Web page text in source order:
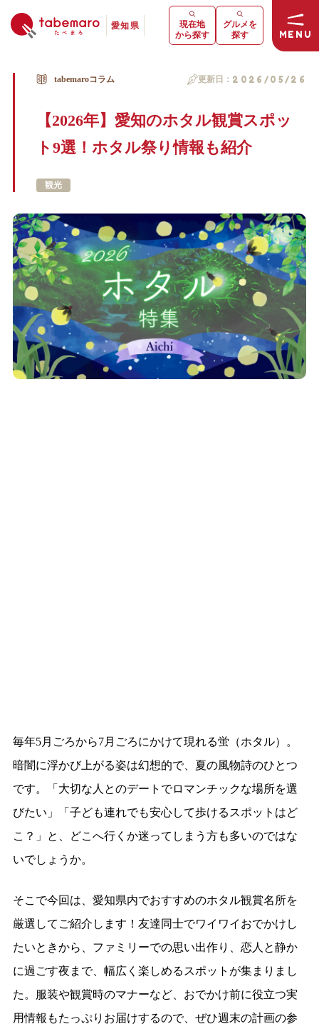
愛知県
MENU
現在地
から探す
グルメを
探す
tabemaroコラム 更新日： 2026/05/26
【2026年】愛知のホタル観賞スポッ
ト9選！ホタル祭り情報も紹介
観光
毎年5月ごろから7月ごろにかけて現れる蛍（ホタル）。
暗闇に浮かび上がる姿は幻想的で、夏の風物詩のひとつ
です。「大切な人とのデートでロマンチックな場所を選
びたい」「子ども連れでも安心して歩けるスポットはど
こ？」と、どこへ行くか迷ってしまう方も多いのではな
いでしょうか。
そこで今回は、愛知県内でおすすめのホタル観賞名所を
厳選してご紹介します！友達同士でワイワイおでかけし
たいときから、ファミリーでの思い出作り、恋人と静か
に過ごす夜まで、幅広く楽しめるスポットが集まりまし
た。服装や観賞時のマナーなど、おでかけ前に役立つ実
用情報もたっぷりお届けするので、ぜひ週末の計画の参